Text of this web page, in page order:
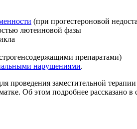
(при прогестероновой
лютеиновой фазы
препаратами)
нарушениями.
проведения заместительной
Об этом подробнее рассказано в